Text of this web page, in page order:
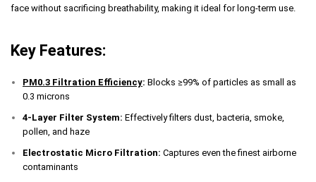
face without sacrificing breathability, making it ideal for long-term use.
Key Features:
PM0.3 Filtration Efficiency: Blocks ≥99% of particles as small as
0.3 microns
4-Layer Filter System: Effectively filters dust, bacteria, smoke,
pollen, and haze
Electrostatic Micro Filtration: Captures even the finest airborne
contaminants